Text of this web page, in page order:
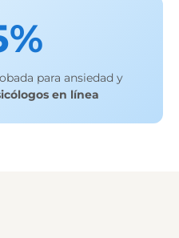
para ansiedad y
en línea